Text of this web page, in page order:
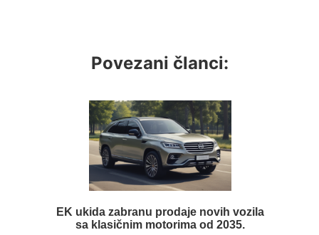
Povezani članci:
EK ukida zabranu prodaje novih vozila
sa klasičnim motorima od 2035.